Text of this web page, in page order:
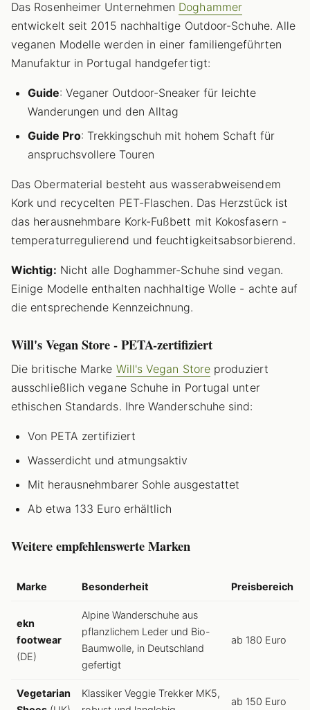
Das Rosenheimer Unternehmen Doghammer
entwickelt seit 2015 nachhaltige Outdoor-Schuhe. Alle
veganen Modelle werden in einer familiengeführten
Manufaktur in Portugal handgefertigt:
Guide: Veganer Outdoor-Sneaker für leichte
Wanderungen und den Alltag
Guide Pro: Trekkingschuh mit hohem Schaft für
anspruchsvollere Touren
Das Obermaterial besteht aus wasserabweisendem
Kork und recycelten PET-Flaschen. Das Herzstück ist
das herausnehmbare Kork-Fußbett mit Kokosfasern -
temperaturregulierend und feuchtigkeitsabsorbierend.
Wichtig: Nicht alle Doghammer-Schuhe sind vegan.
Einige Modelle enthalten nachhaltige Wolle - achte auf
die entsprechende Kennzeichnung.
Will's Vegan Store - PETA-zertifiziert
Die britische Marke Will's Vegan Store produziert
ausschließlich vegane Schuhe in Portugal unter
ethischen Standards. Ihre Wanderschuhe sind:
Von PETA zertifiziert
Wasserdicht und atmungsaktiv
Mit herausnehmbarer Sohle ausgestattet
Ab etwa 133 Euro erhältlich
Weitere empfehlenswerte Marken
Marke Besonderheit Preisbereich
ekn
footwear
(DE)
Alpine Wanderschuhe aus
pflanzlichem Leder und Bio-
Baumwolle, in Deutschland
gefertigt
ab 180 Euro
Vegetarian
Klassiker Veggie Trekker MK5,
ab 150 Euro